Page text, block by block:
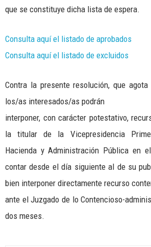
que se constituye dicha lista de espera.
Consulta aquí el listado de aprobados
Consulta aquí el listado de excluidos
Contra la presente resolución, que
los/as interesados/as podrán
interponer, con carácter potestativo,
la titular de la Vicepresidencia
Hacienda y Administración Pública en
contar desde el día siguiente al de su
bien interponer directamente recurso
ante el Juzgado de lo Contencioso-
dos meses.